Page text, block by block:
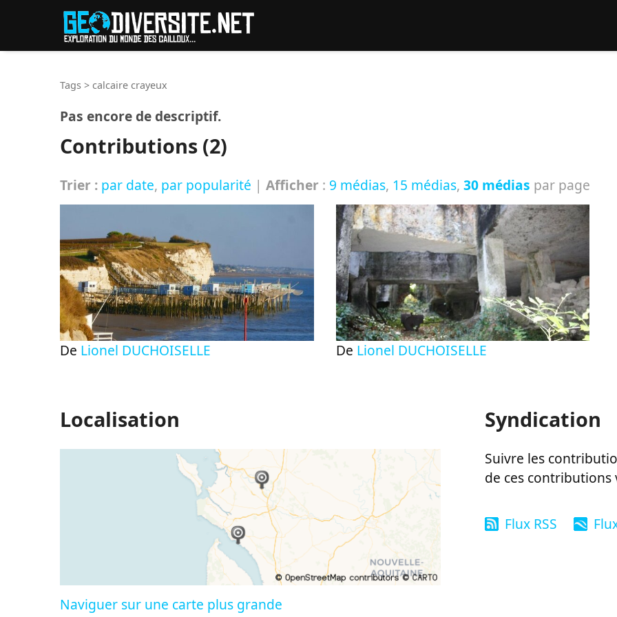
Tags > calcaire crayeux
Pas encore de descriptif.
Contributions (2)
Trier : par date, par popularité | Afficher : 9 médias, 15 médias, 30 médias par page
De Lionel DUCHOISELLE De Lionel DUCHOISELLE
Localisation
Naviguer sur une carte plus grande
Syndication
Suivre les
de ces
Flux RSS